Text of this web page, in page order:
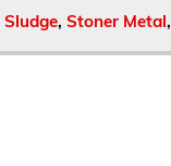
Sludge, Stoner Metal,